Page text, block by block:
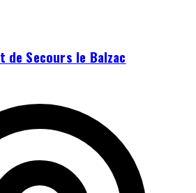
de Secours le Balzac